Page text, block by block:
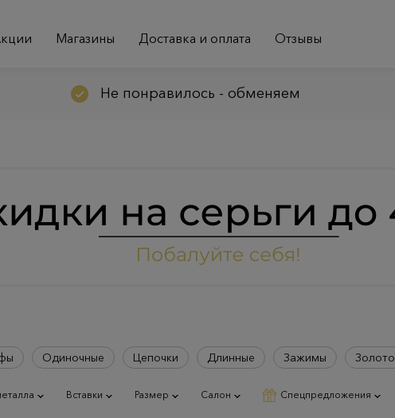
Магазины Доставка и оплата Отзывы
Не понравилось - обменяем
Одиночные Цепочки Длинные Зажимы Золото
Вставки Размер Салон Спецпредложения